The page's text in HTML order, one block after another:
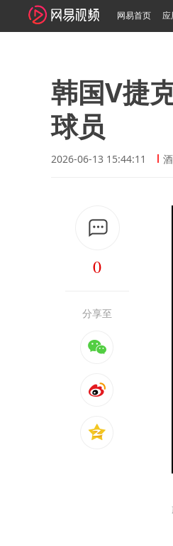
网易首页 应
韩国V捷
球员
2026-06-13 15:44:11
0
分享至